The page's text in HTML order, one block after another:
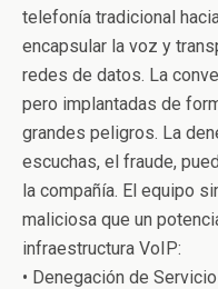
telefonía tradicional
encapsular la voz y
redes de datos. La
pero implantadas de
grandes peligros. La
escuchas, el fraude,
la compañía. El equipo
maliciosa que un
infraestructura VoIP:
• Denegación de